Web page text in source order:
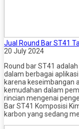
Jual Round Bar ST41
20 July 2024
Round bar ST41
dalam berbagai
karena keseimbangan
kemudahan dalam
rincian mengenai
Bar ST41 Komposisi
karbon yang sedang